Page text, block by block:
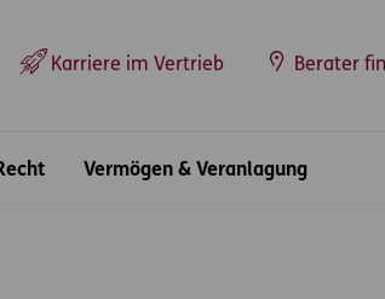
Karriere im Vertrieb Berater
Vermögen & Veranlagung